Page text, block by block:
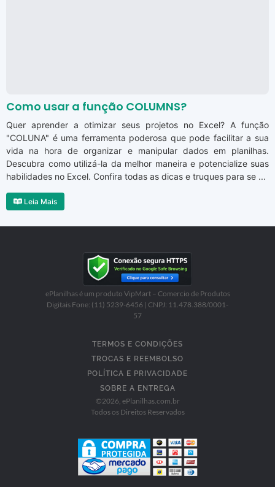
Como usar a função COLUMNS?
Quer aprender a otimizar seus projetos no Excel? A função
"COLUNA" é uma ferramenta poderosa que pode facilitar a sua
vida na hora de organizar e manipular dados em planilhas.
Descubra como utilizá-la da melhor maneira e potencialize suas
habilidades no Excel. Confira todas as dicas e truques para se ...
Leia Mais
ePlanilhas é um produto VipMart – Comercio de Produtos
Digitais Fone: (11) 5239-6456 | CNPJ: 11.478.388/0001-
57
TERMOS E CONDIÇÕES
TROCAS E REEMBOLSO
POLÍTICA E PRIVACIDADE
SOBRE A ENTREGA
©2026 , ePlanilhas.com.br
Todos os Direitos Reservados